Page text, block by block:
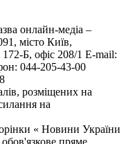
онлайн-медіа –
місто Київ,
Б, офіс 208/1 E-mail:
044-205-43-00
розміщених на
на
« Новини України
обов'язкове пряме